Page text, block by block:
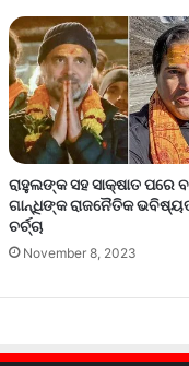
ରାହୁଲଙ୍କ ସହ ସାକ୍ଷାତ ପରେ
ଗାନ୍ଧିଙ୍କ ରାଜନୈତିକ
ଚର୍ଚ୍ଚା
November 8, 2023